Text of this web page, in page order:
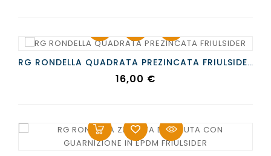
RG RONDELLA QUADRATA PREZINCATA FRIULSIDER
Prezzo
16,00 €